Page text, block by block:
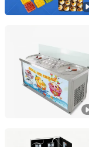
Zhengzhou
Henan, China
Oceanpower